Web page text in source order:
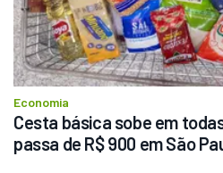
Economia
Cesta básica sobe em
passa de R$ 900 em São